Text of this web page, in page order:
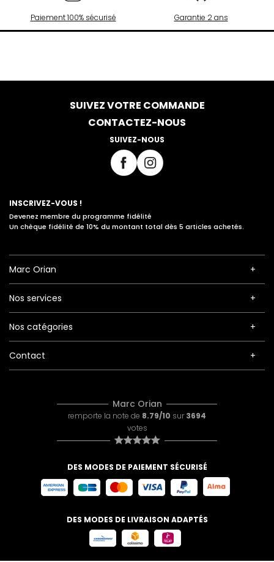
Paiement 100% sécurisé Garantie 2 ans
SUIVEZ VOTRE COMMANDE
CONTACTEZ-NOUS
SUIVEZ-NOUS
INSCRIVEZ-VOUS !
Devenez membre du programme fidélité
Un chèque fidélité de 10% du montant total dès 5 articles achetés.
Marc Orian
Nos services
Nos catégories
Contact
Marc Orian
remporte la note de 8.79/10 sur 3694
votes
DES MODES DE PAIEMENT SÉCURISÉ
DES MODES DE LIVRAISON ADAPTÉS